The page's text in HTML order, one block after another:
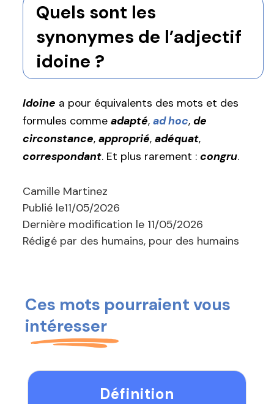
Quels sont les
synonymes de l’adjectif
idoine ?
Idoine a pour équivalents des mots et des
formules comme adapté, ad hoc, de
circonstance, approprié, adéquat,
correspondant. Et plus rarement : congru.
Camille Martinez
Publié le11/05/2026
Dernière modification le 11/05/2026
Rédigé par des humains, pour des humains
Ces mots pourraient vous
intéresser
Définition